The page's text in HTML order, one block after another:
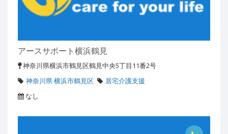
アースサポート横浜鶴見
神奈川県横浜市鶴見区鶴見中央5丁目11番2号
神奈川県 横浜市鶴見区
居宅介護支援
なし